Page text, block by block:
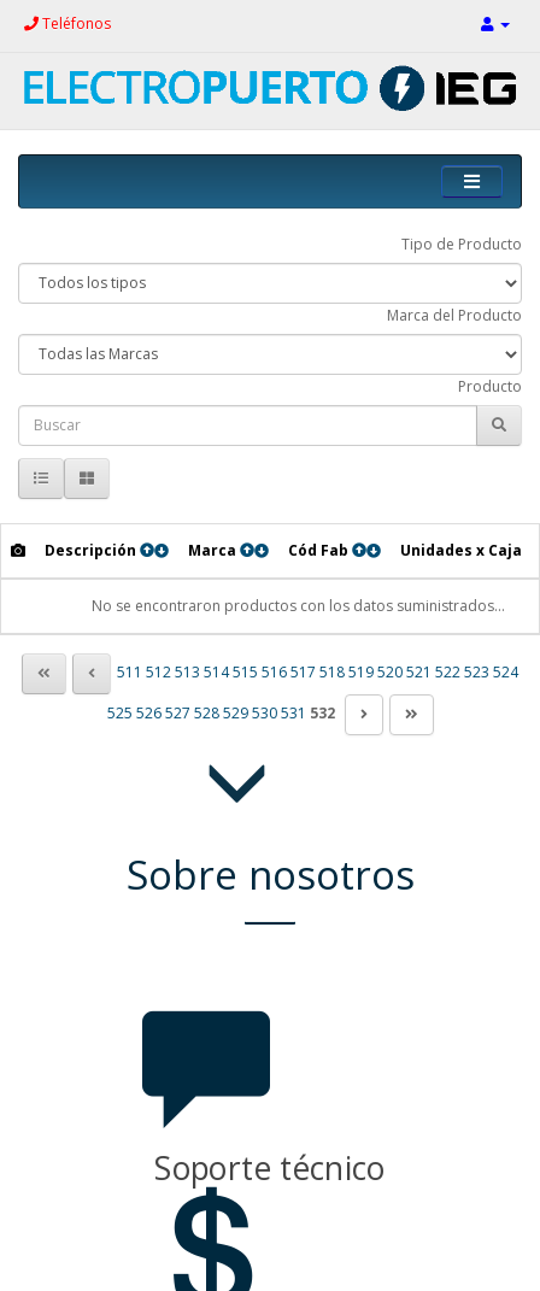
Teléfonos
Tipo de Producto
Marca del Producto
Producto
Descripción Marca Cód Fab Unidades x Caja
No se encontraron productos con los datos suministrados...
511 512513 514515 516517 518519520521 522523 524
525 526 527 528 529 530 531 532
Sobre nosotros
Soporte técnico